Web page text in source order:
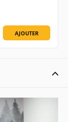
AJOUTER